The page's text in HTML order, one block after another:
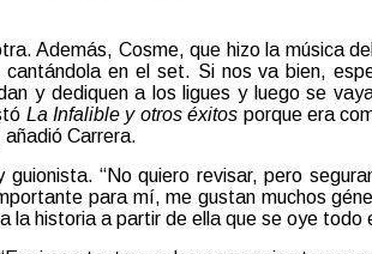
Además, Cosme, que hizo la música
en el set. Si nos va bien,
y dediquen a los ligues y luego se
La Infalible y otros éxitos porque era
añadió Carrera.
“No quiero revisar, pero
para mí, me gustan muchos
historia a partir de ella que se oye todo